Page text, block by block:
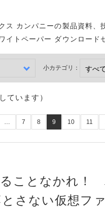
ス カンパニーの製品資料、
イトペーパー ダウンロード
小カテゴリ：
ています）
… 7 8 9 10 11
ことなかれ！
さない仮想フ